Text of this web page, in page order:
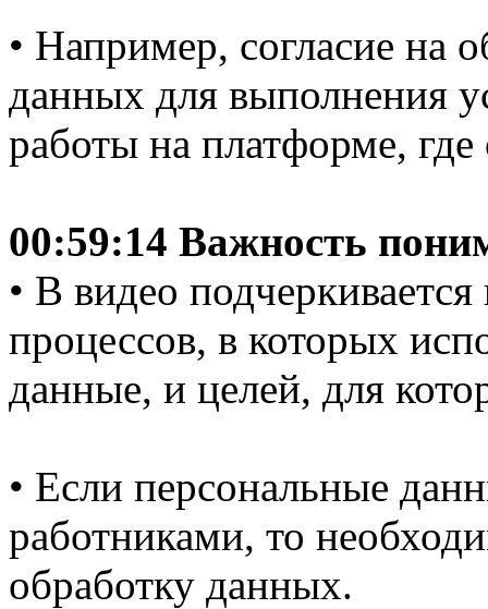
• Например, согласие на
данных для выполнения
работы на платформе,
00:59:14 Важность
• В видео
процессов, в которых
данные, и целей, для
• Если персональные
работниками, то
обработку данных.